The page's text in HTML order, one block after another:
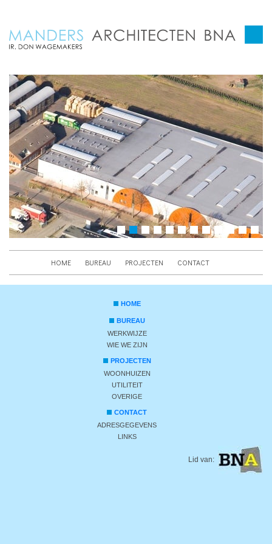
HOME BUREAU PROJECTEN CONTACT
HOME
BUREAU
WERKWIJZE
WIE WE ZIJN
PROJECTEN
WOONHUIZEN
UTILITEIT
OVERIGE
CONTACT
ADRESGEGEVENS
LINKS
Lid van: